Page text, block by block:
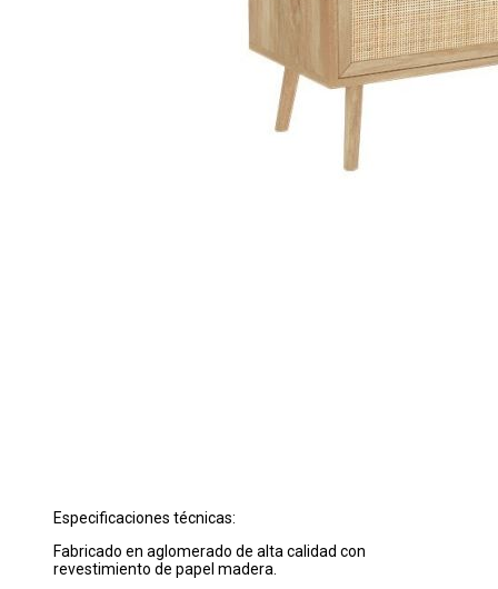
Especificaciones técnicas:
Fabricado en aglomerado de alta calidad con
revestimiento de papel madera.